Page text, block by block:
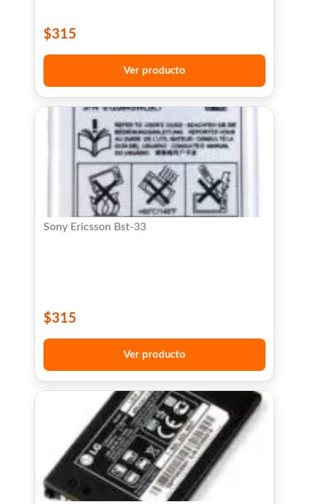
$315
Ver producto
Sony Ericsson Bst-33
$315
Ver producto